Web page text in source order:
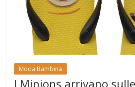
Moda Bambina
I Minions arrivano